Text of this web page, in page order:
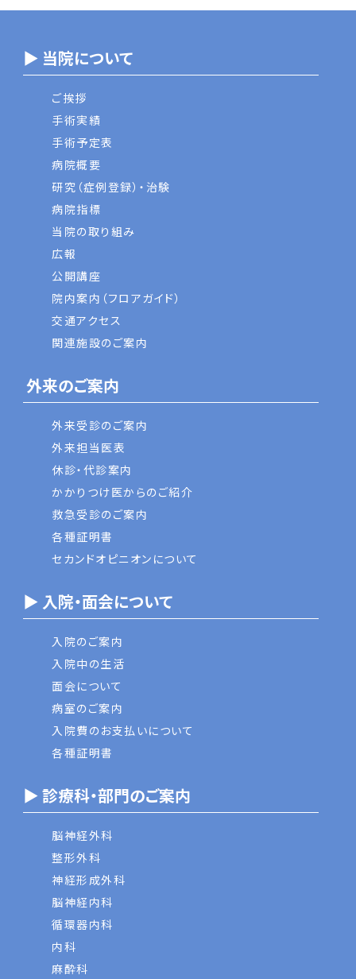
▶ 当院について
ご挨拶
手術実績
手術予定表
病院概要
研究（症例登録）・治験
病院指標
当院の取り組み
広報
公開講座
院内案内（フロアガイド）
交通アクセス
関連施設のご案内
外来のご案内
外来受診のご案内
外来担当医表
休診・代診案内
かかりつけ医からのご紹介
救急受診のご案内
各種証明書
セカンドオピニオンについて
▶ 入院・面会について
入院のご案内
入院中の生活
面会について
病室のご案内
入院費のお支払いについて
各種証明書
▶ 診療科・部門のご案内
脳神経外科
整形外科
神経形成外科
脳神経内科
循環器内科
内科
麻酔科